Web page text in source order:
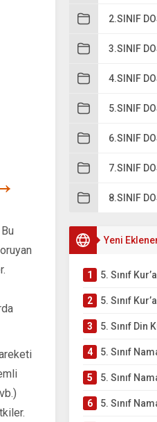
2.SINIF
3.SINIF
4.SINIF
5.SINIF
6.SINIF
7.SINIF
8.SINIF
Yeni
1 5. Sınıf Kur’an-ı
2 5. Sınıf Kur’an-ı
3 5. Sınıf Din Kültürü
4 5. Sınıf
5 5. Sınıf
6 5. Sınıf
Kemiklerin
Kemiklerin